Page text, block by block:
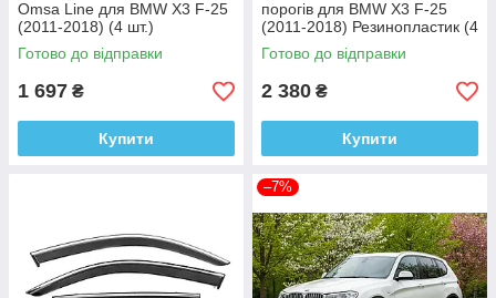
Omsa Line для BMW X3 F-25
(2011-2018) (4 шт.)
Готово до відправки
1 697 ₴
Купити
порогів для BMW X3 F-25
(2011-2018) Резинопластик (4
шт)
Готово до відправки
2 380 ₴
Купити
–7%